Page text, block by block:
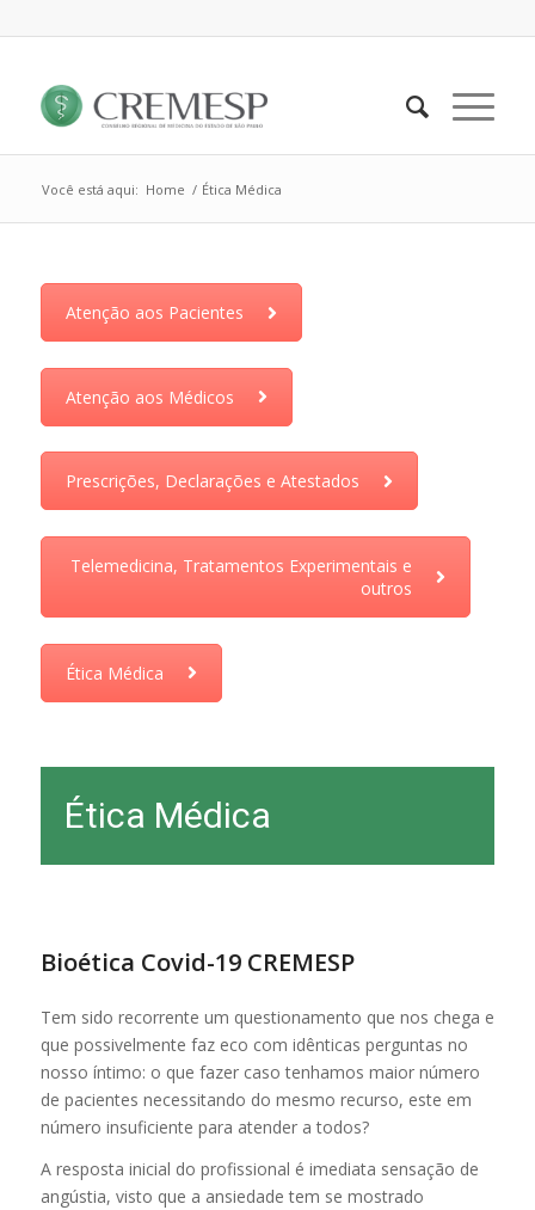
Você está aqui: Home / Ética Médica
Atenção aos Pacientes
Atenção aos Médicos
Prescrições, Declarações e Atestados
Telemedicina, Tratamentos Experimentais e
outros
Ética Médica
Ética Médica
Bioética Covid-19 CREMESP
Tem sido recorrente um questionamento que nos chega e
que possivelmente faz eco com idênticas perguntas no
nosso íntimo: o que fazer caso tenhamos maior número
de pacientes necessitando do mesmo recurso, este em
número insuficiente para atender a todos?
A resposta inicial do profissional é imediata sensação de
angústia, visto que a ansiedade tem se mostrado